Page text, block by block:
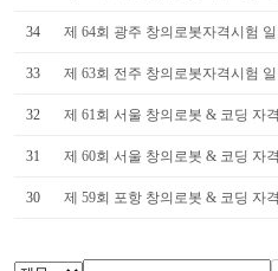
34 제 64회 광주 창의로봇자격시험
33 제 63회 전주 창의로봇자격시험
32 제 61회 서울 창의로봇 & 코딩 자
31 제 60회 서울 창의로봇 & 코딩 자
30 제 59회 포항 창의로봇 & 코딩 자